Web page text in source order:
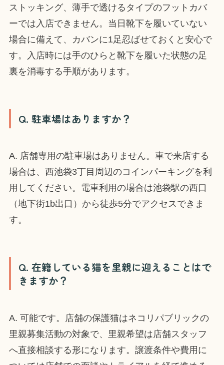
ストッキング、薄手で透けるタイプのフットカバ
ーでは入店できません。当日靴下を履いていない
場合に備えて、カバンに1足忍ばせておくと安心で
す。入店時には手のひらと靴下を履いた状態の足
裏を消毒する手順があります。
Q. 駐車場はありますか？
A. 店舗専用の駐車場はありません。車で来店する
場合は、西池袋3丁目周辺のコインパーキングを利
用してください。電車利用の場合は池袋駅の西口
（地下街1b出口）から徒歩5分でアクセスできま
す。
Q. 在籍している猫を里親に迎えることはで
きますか？
A. 可能です。店舗の保護猫はネコリパブリックの
里親募集活動の対象で、里親希望は店舗スタッフ
へ直接相談する形になります。譲渡条件や費用に